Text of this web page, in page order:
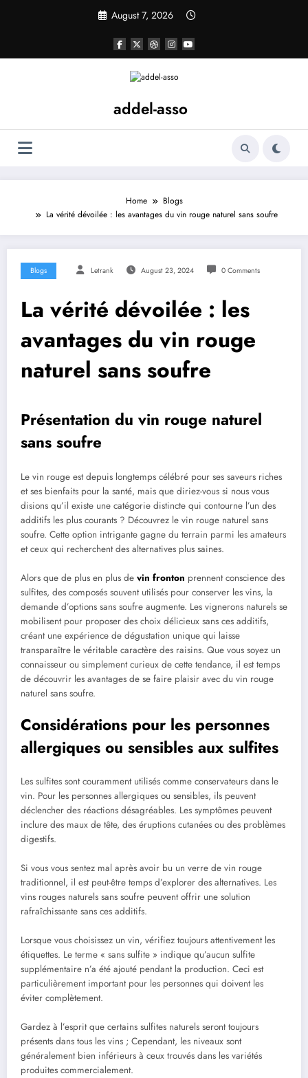
August 7, 2026
addel-asso
Home
Blogs
La vérité dévoilée : les avantages du vin rouge naturel sans soufre
Blogs Letrank August 23, 2024 0 Comments
La vérité dévoilée : les
avantages du vin rouge
naturel sans soufre
Présentation du vin rouge naturel
sans soufre
Le vin rouge est depuis longtemps célébré pour ses saveurs riches
et ses bienfaits pour la santé, mais que diriez-vous si nous vous
disions qu’il existe une catégorie distincte qui contourne l’un des
additifs les plus courants ? Découvrez le vin rouge naturel sans
soufre. Cette option intrigante gagne du terrain parmi les amateurs
et ceux qui recherchent des alternatives plus saines.
Alors que de plus en plus de vin fronton prennent conscience des
sulfites, des composés souvent utilisés pour conserver les vins, la
demande d’options sans soufre augmente. Les vignerons naturels se
mobilisent pour proposer des choix délicieux sans ces additifs,
créant une expérience de dégustation unique qui laisse
transparaître le véritable caractère des raisins. Que vous soyez un
connaisseur ou simplement curieux de cette tendance, il est temps
de découvrir les avantages de se faire plaisir avec du vin rouge
naturel sans soufre.
Considérations pour les personnes
allergiques ou sensibles aux sulfites
Les sulfites sont couramment utilisés comme conservateurs dans le
vin. Pour les personnes allergiques ou sensibles, ils peuvent
déclencher des réactions désagréables. Les symptômes peuvent
inclure des maux de tête, des éruptions cutanées ou des problèmes
digestifs.
Si vous vous sentez mal après avoir bu un verre de vin rouge
traditionnel, il est peut-être temps d’explorer des alternatives. Les
vins rouges naturels sans soufre peuvent offrir une solution
rafraîchissante sans ces additifs.
Lorsque vous choisissez un vin, vérifiez toujours attentivement les
étiquettes. Le terme « sans sulfite » indique qu’aucun sulfite
supplémentaire n’a été ajouté pendant la production. Ceci est
particulièrement important pour les personnes qui doivent les
éviter complètement.
Gardez à l’esprit que certains sulfites naturels seront toujours
présents dans tous les vins ; Cependant, les niveaux sont
généralement bien inférieurs à ceux trouvés dans les variétés
produites commercialement.